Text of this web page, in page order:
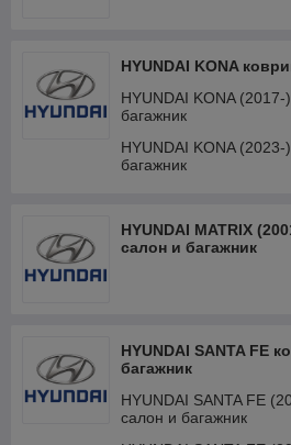
HYUNDAI KONA
HYUNDAI KONA (2017-
багажник
HYUNDAI KONA (2023-
багажник
HYUNDAI MATRIX
салон и багажник
HYUNDAI SANTA FE
багажник
HYUNDAI SANTA FE
салон и багажник